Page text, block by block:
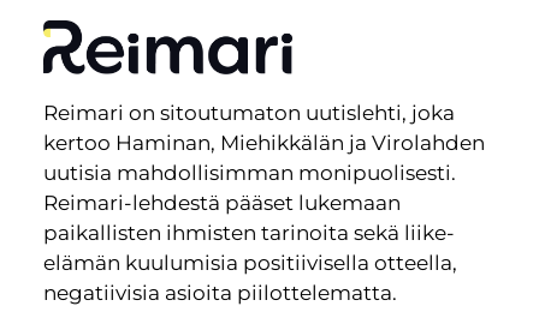
Reimari on sitoutumaton uutislehti, joka
kertoo Haminan, Miehikkälän ja Virolahden
uutisia mahdollisimman monipuolisesti.
Reimari-lehdestä pääset lukemaan
paikallisten ihmisten tarinoita sekä liike-
elämän kuulumisia positiivisella otteella,
negatiivisia asioita piilottelematta.